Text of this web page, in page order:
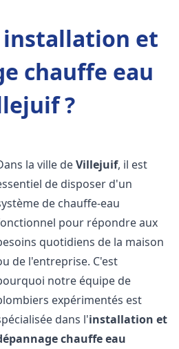
installation et
chauffe eau
?
la ville deVillejuif, il est
de disposer d'un
de chauffe-eau
pour répondre aux
quotidiens de la maison
de l'entreprise. C'est
notre équipe de
expérimentés est
dans l'installation et
chauffe eau